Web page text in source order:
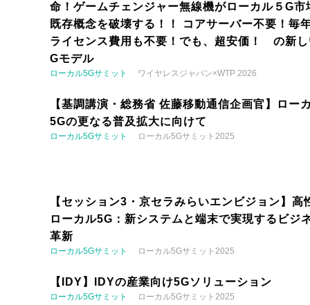
命！ゲームチェンジャー無線機がローカル５G市
既存概念を破壊する！！ コアサーバー不要！毎
ライセンス費用も不要！でも、超安価！ の新
Gモデル
ローカル5Gサミット ワイヤレスジャパン×WTP 2026
【基調講演・総務省 佐藤移動通信企画官】ロー
5Gの更なる普及拡大に向けて
ローカル5Gサミット ローカル5Gサミット2025
【セッション3・京セラみらいエンビジョン】高
ローカル5G：新システムと端末で実現するビジ
革新
ローカル5Gサミット ローカル5Gサミット2025
【IDY】IDYの産業向け5Gソリューション
ローカル5Gサミット ローカル5Gサミット2025